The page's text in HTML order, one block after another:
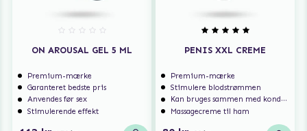
ON AROUSAL GEL 5 ML
Premium-mærke
Garanteret bedste pris
Anvendes før sex
Stimulerende effekt
PENIS XXL CREME
Premium-mærke
Stimulere blodstrømmen
Kan bruges sammen med kondom
Massagecreme til ham